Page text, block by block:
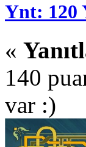
Ynt: 120
«
140
var :)